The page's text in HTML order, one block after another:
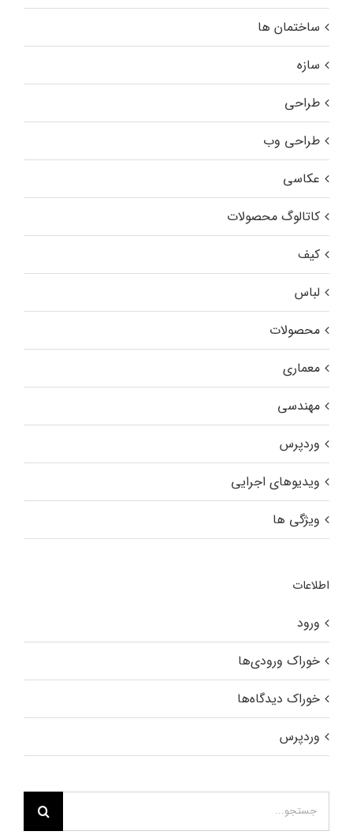
ساختمان ها
سازه
طراحی
طراحی وب
عکاسی
کاتالوگ محصولات
کیف
لباس
محصولات
معماری
مهندسی
وردپرس
ویدیوهای اجرایی
ویژگی ها
اطلاعات
ورود
خوراک ورودی‌ها
خوراک دیدگاه‌ها
وردپرس
برای: